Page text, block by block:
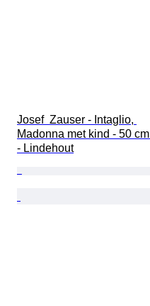
Josef  Zauser - Intaglio,
Madonna met kind - 50 cm
- Lindehout